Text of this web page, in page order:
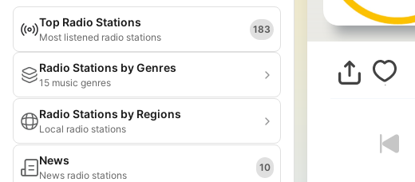
Top Radio Stations
Most listened radio stations
183
Radio Stations by Genres
15 music genres
Radio Stations by Regions
Local radio stations
News
News radio stations
10